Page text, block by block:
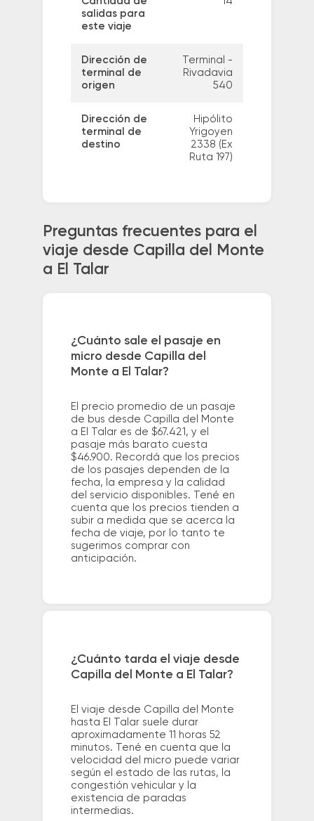
salidas para
este viaje
Dirección de
terminal de
origen
Terminal -
Rivadavia
540
Dirección de
terminal de
destino
Hipólito
Yrigoyen
2338 (Ex
Ruta 197)
Preguntas frecuentes para el
viaje desde Capilla del Monte
a El Talar
¿Cuánto sale el pasaje en
micro desde Capilla del
Monte a El Talar?
El precio promedio de un pasaje
de bus desde Capilla del Monte
a El Talar es de $67.421, y el
pasaje más barato cuesta
$46.900. Recordá que los precios
de los pasajes dependen de la
fecha, la empresa y la calidad
del servicio disponibles. Tené en
cuenta que los precios tienden a
subir a medida que se acerca la
fecha de viaje, por lo tanto te
sugerimos comprar con
anticipación.
¿Cuánto tarda el viaje desde
Capilla del Monte a El Talar?
El viaje desde Capilla del Monte
hasta El Talar suele durar
aproximadamente 11 horas 52
minutos. Tené en cuenta que la
velocidad del micro puede variar
según el estado de las rutas, la
congestión vehicular y la
existencia de paradas
intermedias.